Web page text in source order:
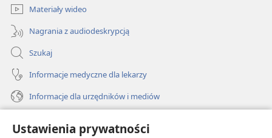
Ustawienia prywatności
Materiały wideo
Nagrania z audiodeskrypcją
Szukaj
Informacje medyczne dla lekarzy
Informacje dla urzędników i mediów